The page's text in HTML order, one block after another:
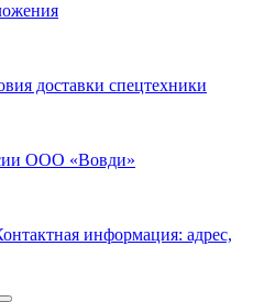
доставки спецтехники
ООО «Вовди»
информация: адрес,